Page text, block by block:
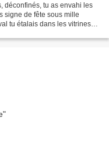
déconfinés, tu as envahi les
signe de fête sous mille
tu étalais dans les vitrines